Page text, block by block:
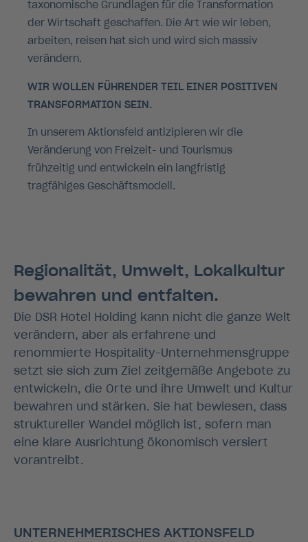
taxonomische Grundlagen für die Transformation
der Wirtschaft geschaffen. Die Art wie wir leben,
arbeiten, reisen hat sich und wird sich massiv
verändern.
WIR WOLLEN FÜHRENDER TEIL EINER POSITIVEN
TRANSFORMATION SEIN.
In unserem Aktionsfeld antizipieren wir die
Veränderung von Freizeit- und Tourismus
frühzeitig und entwickeln ein langfristig
tragfähiges Geschäftsmodell.
Regionalität, Umwelt, Lokalkultur
bewahren und entfalten.
Die DSR Hotel Holding kann nicht die ganze Welt
verändern, aber als erfahrene und
renommierte Hospitality-Unternehmensgruppe
setzt sie sich zum Ziel zeitgemäße Angebote zu
entwickeln, die Orte und ihre Umwelt und Kultur
bewahren und stärken. Sie hat bewiesen, dass
struktureller Wandel möglich ist, sofern man
eine klare Ausrichtung ökonomisch versiert
vorantreibt.
UNTERNEHMERISCHES AKTIONSFELD